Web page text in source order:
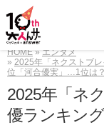
HOME
エンタメ
2025年「ネクストブ
位「河合優実」…1位は？
2025年「ネ
優ランキン